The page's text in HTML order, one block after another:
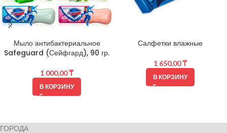
Мыло антибактериальное
Safeguard (Сейфгард), 90 гр.
1 000,00₸
В КОРЗИНУ
Салфетки влажные
1 650,00₸
В КОРЗИНУ
ГОРОДА